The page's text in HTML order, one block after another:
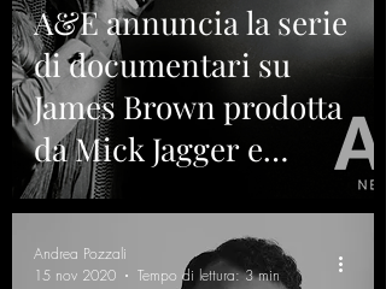
A&E annuncia la serie
di documentari su
James Brown prodotta
da Mick Jagger e
Questlove
Andrea Pozzali
15 nov 2020
Tempo di lettura: 3 min